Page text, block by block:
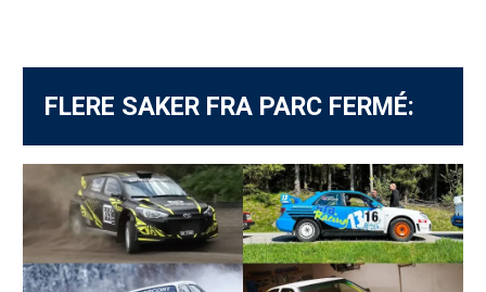
FLERE SAKER FRA PARC FERMÉ: